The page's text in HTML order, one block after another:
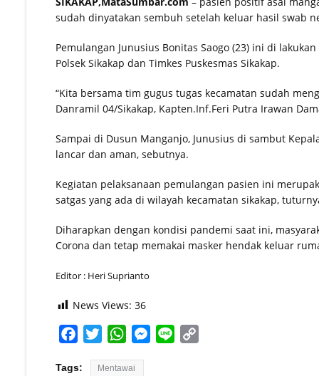
Tekan Tawuran dan Narkoba,
Kunjungi Sekolah, Kadisdikbud
sudah dinyatakan sembuh setelah keluar hasil swab
Pemulangan Junusius Bonitas Saogo (23) ini di
Polsek Sikakap dan Timkes Puskesmas Sikakap.
“Kita bersama tim gugus tugas kecamatan sudah
Danramil 04/Sikakap, Kapten.Inf.Feri Putra Irawan
Sampai di Dusun Manganjo, Junusius di sambut
lancar dan aman, sebutnya.
Kegiatan pelaksanaan pemulangan pasien ini
satgas yang ada di wilayah kecamatan sikakap,
Diharapkan dengan kondisi pandemi saat ini,
Corona dan tetap memakai masker hendak keluar
Editor : Heri Suprianto
News Views:36
FacebookTwitterWhatsAppMessenger
Line
Tags: Mentawai